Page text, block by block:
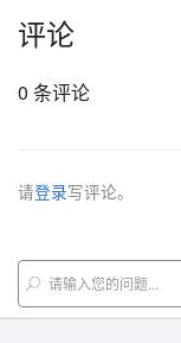
评论
0 条评论
请登录写评论。